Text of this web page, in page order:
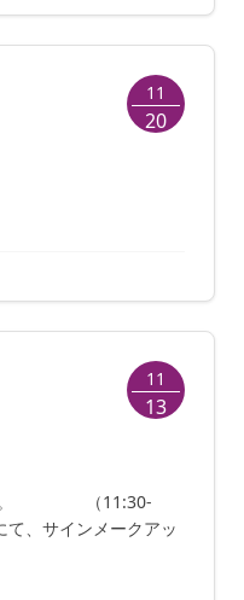
11
20
11
13
す。 （11:30-
、サインメークアッ